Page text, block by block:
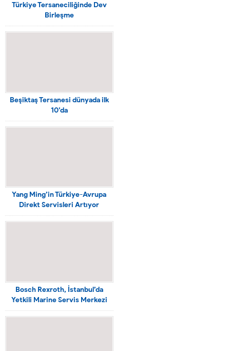
Türkiye Tersaneciliğinde Dev
Birleşme
Beşiktaş Tersanesi dünyada ilk
10’da
Yang Ming’in Türkiye-Avrupa
Direkt Servisleri Artıyor
Bosch Rexroth, İstanbul’da
Yetkili Marine Servis Merkezi
açtı